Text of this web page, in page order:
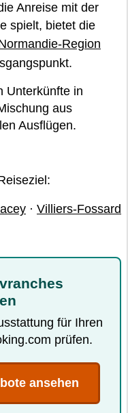
Anreise mit der
spielt, bietet die
Region
Unterkünfte in
aus
Ausflügen.
· Villiers-Fossard
für Ihren
prüfen.
ansehen